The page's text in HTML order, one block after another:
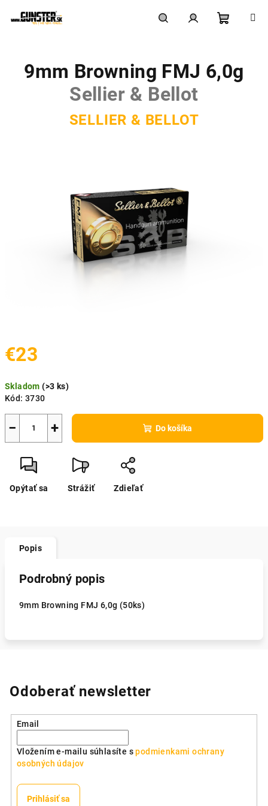
košík
€23
cena:
Skladom(>3 ks)
Kód: 3730
+
− Do košíka
Opýtať sa Strážiť Zdieľať
9mm Browning FMJ 6,0g
Sellier & Bellot
SELLIER & BELLOT
Popis
Podrobný popis
9mm Browning FMJ 6,0g (50ks)
Odoberať newsletter
Email
Vložením e-mailu súhlasíte spodmienkami ochrany
osobných údajov
Prihlásiť sa